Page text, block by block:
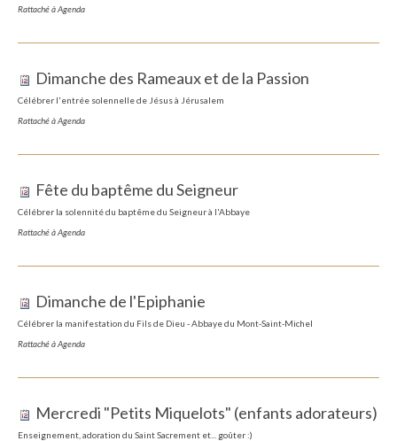
Rattaché àAgenda
Dimanche des Rameaux et de la Passion
Célébrer l'entrée solennelle de Jésus à Jérusalem
Rattaché àAgenda
Fête du baptême du Seigneur
Célébrer la solennité du baptême du Seigneur à l'Abbaye
Rattaché àAgenda
Dimanche de l'Epiphanie
Célébrer la manifestation du Fils de Dieu - Abbaye du Mont-Saint-Michel
Rattaché àAgenda
Mercredi "Petits Miquelots" (enfants adorateurs)
Enseignement, adoration du Saint Sacrement et... goûter :)